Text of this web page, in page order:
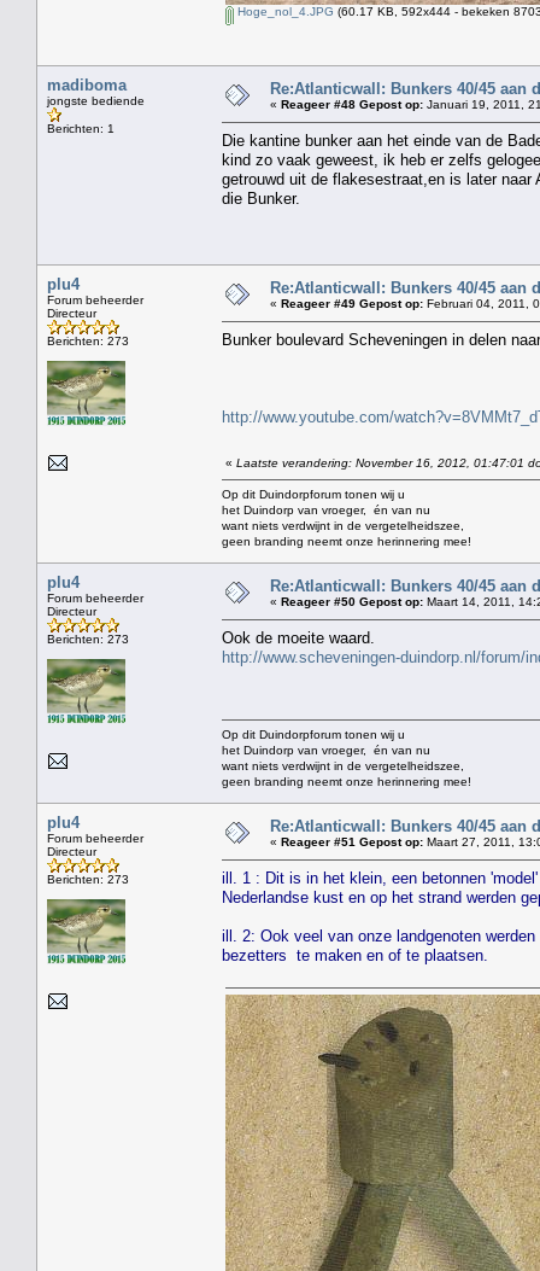
Hoge_nol_4.JPG (60.17 KB, 592x444 - bekeken
madiboma
jongste bediende
Berichten: 1
Re:Atlanticwall: Bunkers 40/45 aan
« Reageer #48 Gepost op: Januari 19, 2011,
Die kantine bunker aan het einde van de
kind zo vaak geweest, ik heb er zelfs
getrouwd uit de flakesestraat,en is later
die Bunker.
plu4
Forum beheerder
Directeur
Berichten: 273
Re:Atlanticwall: Bunkers 40/45 aan
« Reageer #49 Gepost op: Februari 04, 2011,
Bunker boulevard Scheveningen in delen
http://www.youtube.com/
« Laatste verandering: November 16, 2012, 01:47:01
Op dit Duindorpforum tonen wij u
het Duindorp van vroeger, én van nu
want niets verdwijnt in de vergetelheidszee,
geen branding neemt onze herinnering mee!
plu4
Forum beheerder
Directeur
Berichten: 273
Re:Atlanticwall: Bunkers 40/45 aan
« Reageer #50 Gepost op: Maart 14, 2011,
Ook de moeite waard.
http://www.scheveningen-duindorp.nl/forum/
Op dit Duindorpforum tonen wij u
het Duindorp van vroeger, én van nu
want niets verdwijnt in de vergetelheidszee,
geen branding neemt onze herinnering mee!
plu4
Forum beheerder
Directeur
Berichten: 273
Re:Atlanticwall: Bunkers 40/45 aan
« Reageer #51 Gepost op: Maart 27, 2011,
ill. 1 : Dit is in het klein, een betonnen
Nederlandse kust en op het strand werden
ill. 2: Ook veel van onze landgenoten
bezetters te maken en of te plaatsen.